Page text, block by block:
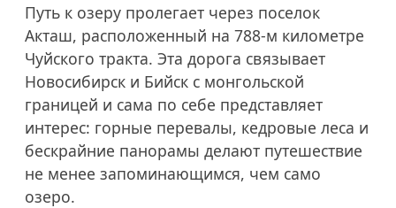
Путь к озеру пролегает через поселок
Акташ, расположенный на 788-м километре
Чуйского тракта. Эта дорога связывает
Новосибирск и Бийск с монгольской
границей и сама по себе представляет
интерес: горные перевалы, кедровые леса и
бескрайние панорамы делают путешествие
не менее запоминающимся, чем само
озеро.